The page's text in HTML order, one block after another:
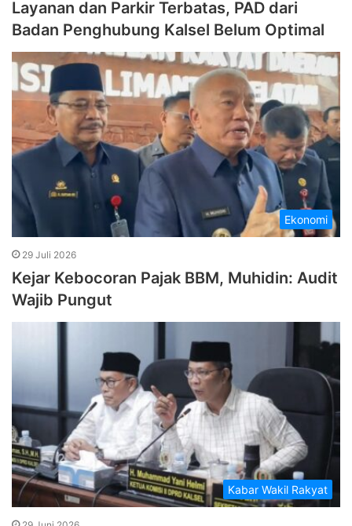
Layanan dan Parkir Terbatas, PAD dari
Badan Penghubung Kalsel Belum Optimal
Ekonomi
29 Juli 2026
Kejar Kebocoran Pajak BBM, Muhidin: Audit
Wajib Pungut
Kabar Wakil Rakyat